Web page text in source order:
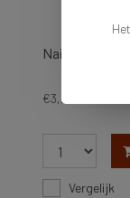
Nairns
€3,29
Vergelijk